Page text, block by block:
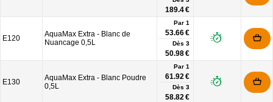
189.4 €
E120
AquaMax Extra - Blanc de
Nuancage 0,5L
Par 1
53.66 €
Dès 3
50.98 €
E130
AquaMax Extra - Blanc Poudre
0,5L
Par 1
61.92 €
Dès 3
58.82 €